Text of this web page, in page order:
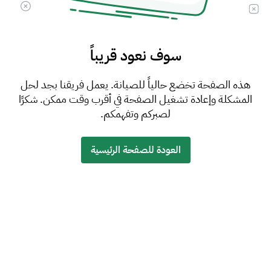
سوف نعود قريباً
هذه الصفحة تخضع حالياً للصيانة. يعمل فريقنا بجد لحل
المشكلة وإعادة تشغيل الصفحة في أقرب وقت ممكن. شكرًا
لصبركم وتفهمكم.
العودة للصفحة الرئيسية